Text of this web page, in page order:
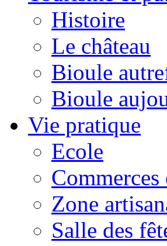
Histoire
Le château
Bioule
Bioule
Vie pratique
Ecole
Commerces
Zone
Salle des